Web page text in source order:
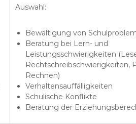
Auswahl:
Bewältigung von
Beratung bei Lern- und
Leistungsschwierigkeiten
Rechtschreibschwierigkeiten,
Rechnen)
Verhaltensauffälligkeiten
Schulische Konflikte
Beratung der